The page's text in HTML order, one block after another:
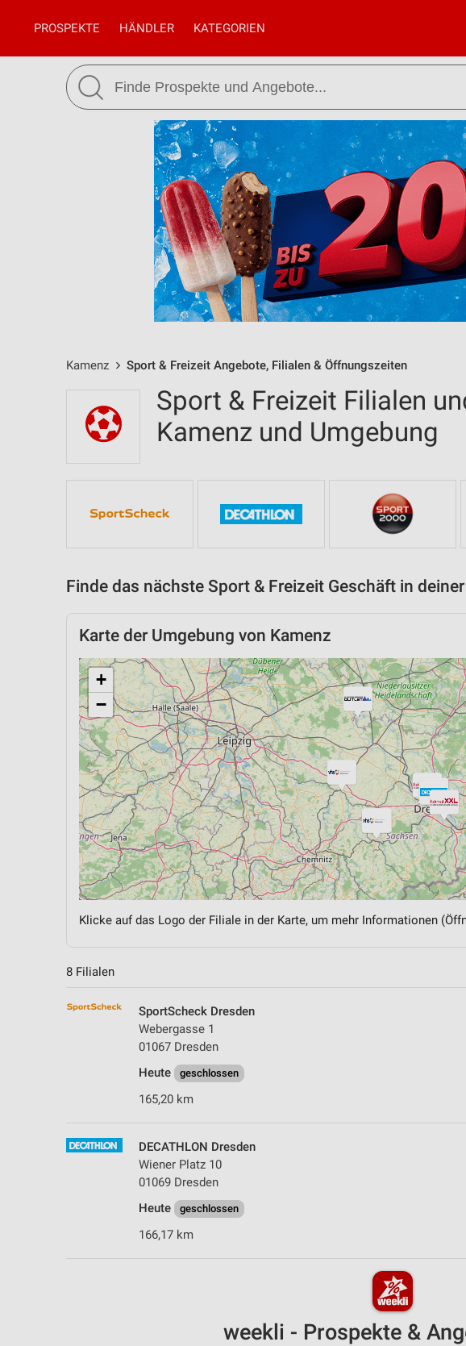
PROSPEKTE HÄNDLER KATEGORIEN
Kamenz Sport & Freizeit Angebote, Filialen & Öffnungszeiten
Sport & Freizeit Filialen
Kamenz und Umgebung
Finde das nächste Sport & Freizeit Geschäft in
Karte der Umgebung von Kamenz
+
−
Klicke auf das Logo der Filiale in der Karte, um mehr Informationen
8 Filialen
SportScheck Dresden
Webergasse 1
01067 Dresden
Heute
geschlossen
165,20 km
DECATHLON Dresden
Wiener Platz 10
01069 Dresden
Heute
geschlossen
166,17 km
weekli - Prospekte &